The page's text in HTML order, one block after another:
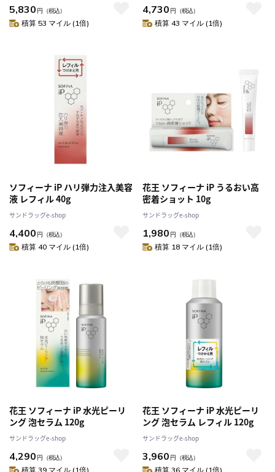
5,830 円 （税込）
積算 53 マイル (1倍)
4,730 円 （税込）
積算 43 マイル (1倍)
ソフィーナ iP ハリ弾力注入美容
液 レフィル 40g
サンドラッグe-shop
4,400 円 （税込）
積算 40 マイル (1倍)
花王 ソフィーナ iP うるおい高
密着ショット 10g
サンドラッグe-shop
1,980 円 （税込）
積算 18 マイル (1倍)
花王 ソフィーナ iP 水光ピーリ
ング 泡セラム 120g
サンドラッグe-shop
4,290 円 （税込）
積算 39 マイル (1倍)
花王 ソフィーナ iP 水光ピーリ
ング 泡セラム レフィル 120g
サンドラッグe-shop
3,960 円 （税込）
積算 36 マイル (1倍)